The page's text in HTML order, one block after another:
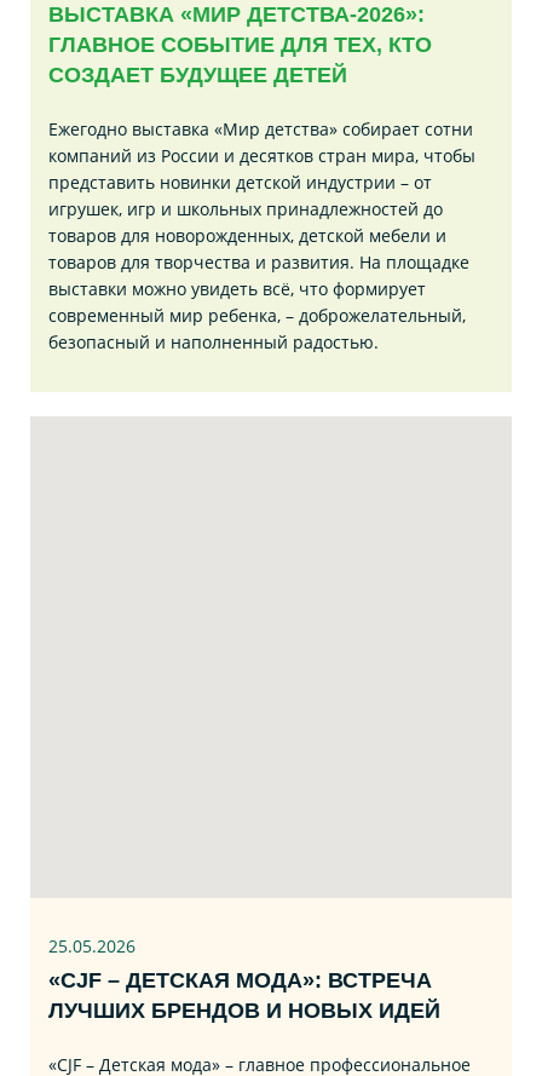
ВЫСТАВКА «МИР ДЕТСТВА-2026»:
ГЛАВНОЕ СОБЫТИЕ ДЛЯ ТЕХ, КТО
СОЗДАЕТ БУДУЩЕЕ ДЕТЕЙ
Ежегодно выставка «Мир детства» собирает сотни
компаний из России и десятков стран мира, чтобы
представить новинки детской индустрии – от
игрушек, игр и школьных принадлежностей до
товаров для новорожденных, детской мебели и
товаров для творчества и развития. На площадке
выставки можно увидеть всё, что формирует
современный мир ребенка, – доброжелательный,
безопасный и наполненный радостью.
25.05.2026
«CJF – ДЕТСКАЯ МОДА»: ВСТРЕЧА
ЛУЧШИХ БРЕНДОВ И НОВЫХ ИДЕЙ
«CJF – Детская мода» – главное профессиональное